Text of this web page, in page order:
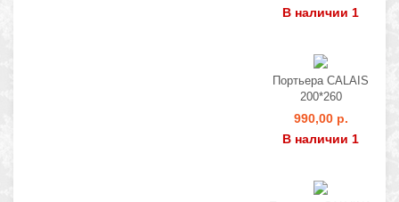
В наличии 1
Портьера CALAIS
200*260
990,00 р.
В наличии 1